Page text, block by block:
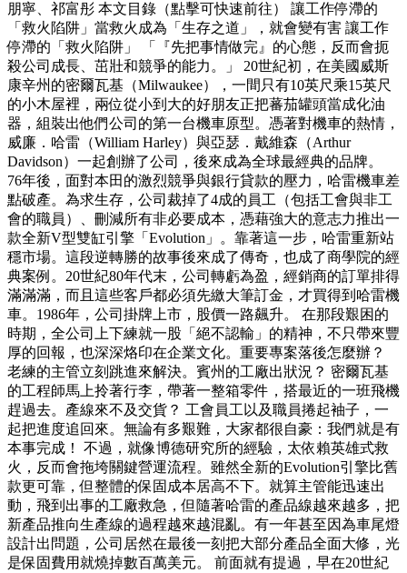
朋寧、祁富彤 本文目錄（點擊可快速前往） 讓工作停滯的
「救火陷阱」當救火成為「生存之道」，就會變有害 讓工作
停滯的「救火陷阱」 「『先把事情做完』的心態，反而會扼
殺公司成長、茁壯和競爭的能力。」 20世紀初，在美國威斯
康辛州的密爾瓦基（Milwaukee），一間只有10英尺乘15英尺
的小木屋裡，兩位從小到大的好朋友正把蕃茄罐頭當成化油
器，組裝出他們公司的第一台機車原型。憑著對機車的熱情，
威廉．哈雷（William Harley）與亞瑟．戴維森（Arthur
Davidson）一起創辦了公司，後來成為全球最經典的品牌。
76年後，面對本田的激烈競爭與銀行貸款的壓力，哈雷機車差
點破產。為求生存，公司裁掉了4成的員工（包括工會與非工
會的職員）、刪減所有非必要成本，憑藉強大的意志力推出一
款全新V型雙缸引擎「Evolution」。靠著這一步，哈雷重新站
穩市場。這段逆轉勝的故事後來成了傳奇，也成了商學院的經
典案例。20世紀80年代末，公司轉虧為盈，經銷商的訂單排得
滿滿滿，而且這些客戶都必須先繳大筆訂金，才買得到哈雷機
車。1986年，公司掛牌上市，股價一路飆升。 在那段艱困的
時期，全公司上下練就一股「絕不認輸」的精神，不只帶來豐
厚的回報，也深深烙印在企業文化。重要專案落後怎麼辦？
老練的主管立刻跳進來解決。賓州的工廠出狀況？ 密爾瓦基
的工程師馬上拎著行李，帶著一整箱零件，搭最近的一班飛機
趕過去。產線來不及交貨？ 工會員工以及職員捲起袖子，一
起把進度追回來。無論有多艱難，大家都很自豪：我們就是有
本事完成！ 不過，就像博德研究所的經驗，太依賴英雄式救
火，反而會拖垮關鍵營運流程。雖然全新的Evolution引擎比舊
款更可靠，但整體的保固成本居高不下。就算主管能迅速出
動，飛到出事的工廠救急，但隨著哈雷的產品線越來越多，把
新產品推向生產線的過程越來越混亂。有一年甚至因為車尾燈
設計出問題，公司居然在最後一刻把大部分產品全面大修，光
是保固費用就燒掉數百萬美元。 前面就有提過，早在20世紀